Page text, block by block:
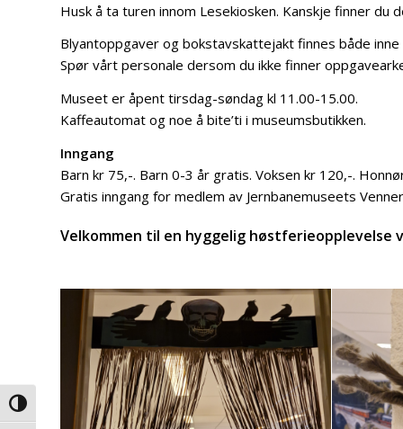
Veksle høykontrast
Husk å ta turen innom Lesekiosken. Kanskje finner du
Blyantoppgaver og bokstavskattejakt finnes både
Spør vårt personale dersom du ikke finner
Museet er åpent tirsdag-søndag kl 11.00-15.00.
Kaffeautomat og noe å bite’ti i museumsbutikken.
Inngang
Barn kr 75,-. Barn 0-3 år gratis. Voksen kr 120,-.
Gratis inngang for medlem av Jernbanemuseets
Velkommen til en hyggelig høstferieopplevelse